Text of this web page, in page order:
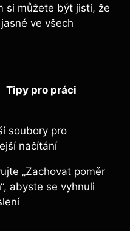
si můžete být jisti, že
ve všech
Tipy pro práci
soubory pro
načítání
„Zachovat poměr
abyste se vyhnuli